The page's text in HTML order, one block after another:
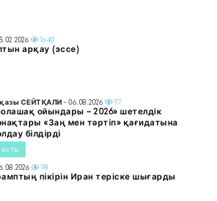
1640
арқау (эссе)
СЕЙТҚАЛИ - 06.08.2026 97
ойындары – 2026» шетелдік
«Заң мен тәртіп» қағидатына
білдірді
98
пікірін Иран теріске шығарды